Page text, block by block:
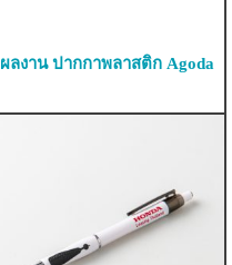
ผลงาน ปากกาพลาสติก Agoda